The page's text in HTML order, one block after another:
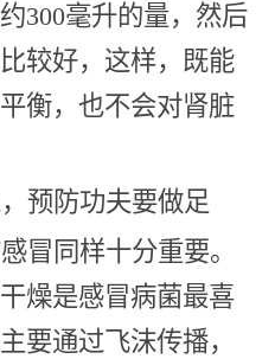
300毫升的量，然后
较好，这样，既能
衡，也不会对肾脏
预防功夫要做足
冒同样十分重要。
燥是感冒病菌最喜
要通过飞沫传播，